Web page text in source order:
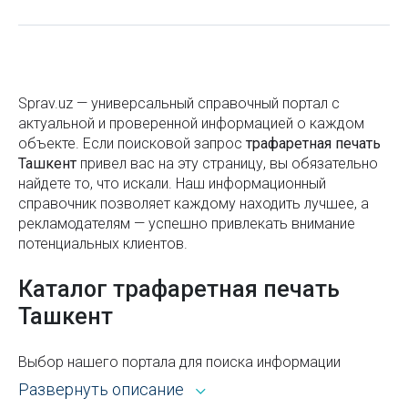
пространство с офисной мебелью
Быстрые и медленные углеводы — в чём разница
и какие выбрать для энергии, похудения и
здоровья
Станция метро Тинчлик
Безвизовые страны для граждан Узбекистана в
Как отслеживать, где находится ребенок. Варианты
родительского контроля за перемещением детей
Что такое водяной знак (вотермарка) и зачем он
нужен
Sprav.uz — универсальный справочный портал с
актуальной и проверенной информацией о каждом
объекте. Если поисковой запроc трафаретная печать
Ташкент привел вас на эту страницу, вы обязательно
найдете то, что искали. Наш информационный
справочник позволяет каждому находить лучшее, а
рекламодателям — успешно привлекать внимание
потенциальных клиентов.
Каталог трафаретная печать
Ташкент
Выбор нашего портала для поиска информации
открывает широкие возможности. Каталог Sprav для
пользователей и рекламодателей — это:
Развернуть описание